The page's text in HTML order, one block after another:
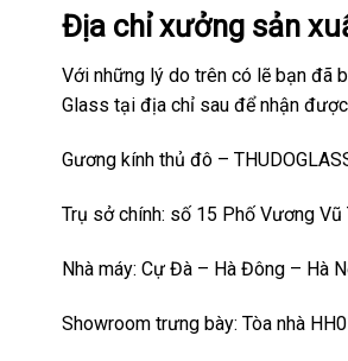
Địa chỉ xưởng sản
Với những lý do trên có lẽ bạn đã
Glass tại địa chỉ sau để nhận
Gương kính thủ đô –
Trụ sở chính: số 15 Phố Vương Vũ
Nhà máy: Cự Đà – Hà Đông – Hà
Showroom trưng bày: Tòa nhà